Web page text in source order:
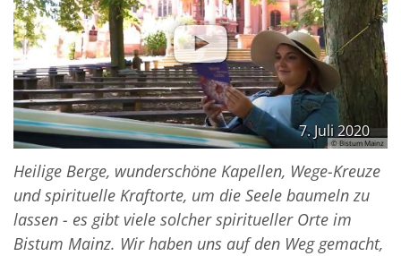
7. Juli 2020
© Bistum Mainz
Heilige Berge, wunderschöne Kapellen, Wege-Kreuze
und spirituelle Kraftorte, um die Seele baumeln zu
lassen - es gibt viele solcher spiritueller Orte im
Bistum Mainz. Wir haben uns auf den Weg gemacht,